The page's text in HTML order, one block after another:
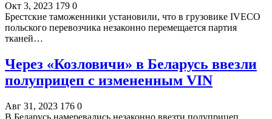
Окт 3, 2023 179 0
Брестские таможенники установили, что в грузовике IVECO
польского перевозчика незаконно перемещается партия
тканей…
Через «Козловичи» в Беларусь ввезли
полуприцеп с измененным VIN
Авг 31, 2023 176 0
В Беларусь намеревались незаконно ввезти полуприцеп.